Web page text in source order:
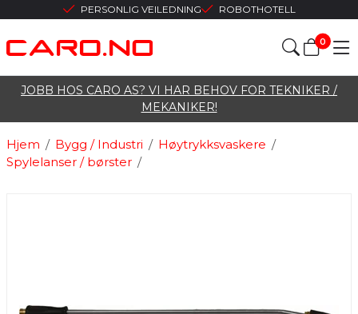
PERSONLIG VEILEDNING ROBOTHOTELL
0
JOBB HOS CARO AS? VI HAR BEHOV FOR TEKNIKER /
MEKANIKER!
/
Hjem /
Bygg / Industri /
Høytrykksvaskere
/
Spylelanser / børster